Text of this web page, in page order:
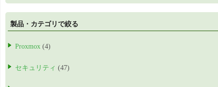
製品・カテゴリで絞る
Proxmox (4)
セキュリティ (47)